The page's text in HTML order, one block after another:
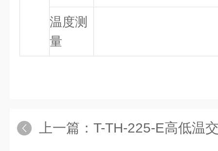
温度测
量
上一篇： T-TH-225-E高低温交变湿热